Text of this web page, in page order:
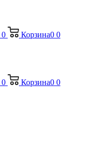
0 Корзина0 0
0 Корзина0 0